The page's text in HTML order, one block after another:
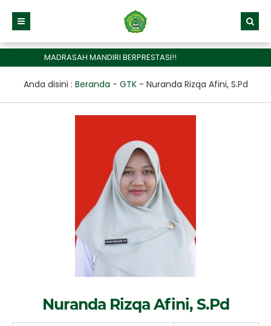
MADRASAH MANDIRI BERPRESTASI!!
Anda disini : Beranda - GTK- Nuranda Rizqa Afini, S.Pd
Nuranda Rizqa Afini, S.Pd